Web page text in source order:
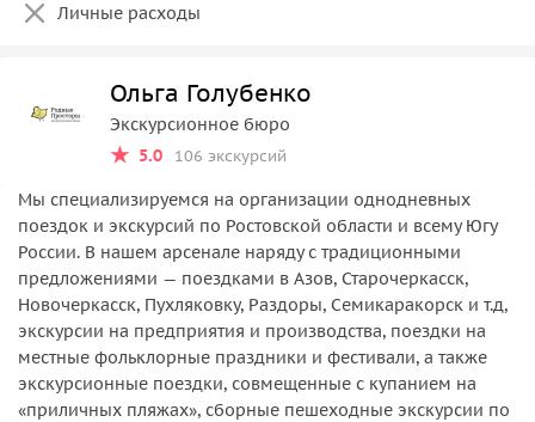
Личные расходы
Ольга Голубенко
Экскурсионное бюро
5.0
106 экскурсий
Мы специализируемся на организации однодневных
поездок и экскурсий по Ростовской области и всему Югу
России. В нашем арсенале наряду с традиционными
предложениями — поездками в Азов, Старочеркасск,
Новочеркасск, Пухляковку, Раздоры, Семикаракорск и т.д,
экскурсии на предприятия и производства, поездки на
местные фольклорные праздники и фестивали, а также
экскурсионные поездки, совмещенные с купанием на
«приличных пляжах», сборные пешеходные экскурсии по